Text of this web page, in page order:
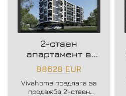
2-стаен
апартамент в
нова жилищна
сграда
88628 EUR
Vivahome предлага за
продажба 2-стаен